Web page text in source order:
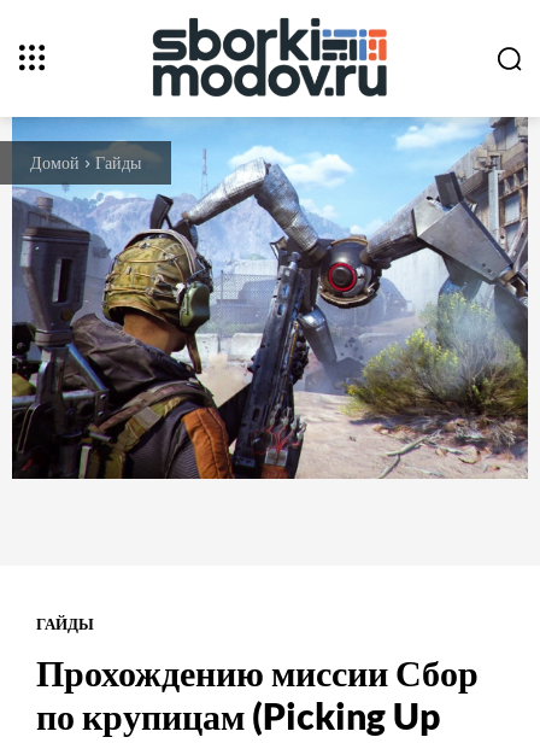
Домой Гайды
ГАЙДЫ
Прохождению миссии Сбор
по крупицам (Picking Up